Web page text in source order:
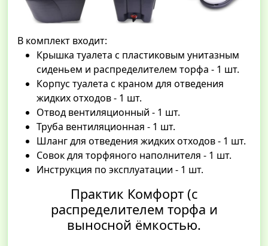
В комплект входит:
Крышка туалета с пластиковым унитазным
сиденьем и распределителем торфа - 1 шт.
Корпус туалета с краном для отведения
жидких отходов - 1 шт.
Отвод вентиляционный - 1 шт.
Труба вентиляционная - 1 шт.
Шланг для отведения жидких отходов - 1 шт.
Совок для торфяного наполнителя - 1 шт.
Инструкция по эксплуатации - 1 шт.
Практик Комфорт (с
распределителем торфа и
выносной ёмкостью.